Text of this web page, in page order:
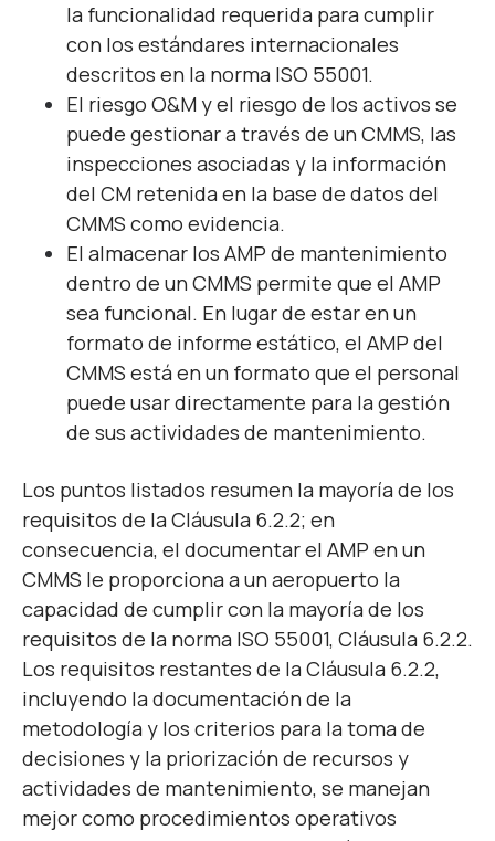
la funcionalidad requerida para cumplir
con los estándares internacionales
descritos en la norma ISO 55001.
El riesgo O&M y el riesgo de los activos se
puede gestionar a través de un CMMS, las
inspecciones asociadas y la información
del CM retenida en la base de datos del
CMMS como evidencia.
El almacenar los AMP de mantenimiento
dentro de un CMMS permite que el AMP
sea funcional. En lugar de estar en un
formato de informe estático, el AMP del
CMMS está en un formato que el personal
puede usar directamente para la gestión
de sus actividades de mantenimiento.
Los puntos listados resumen la mayoría de los
requisitos de la Cláusula 6.2.2; en
consecuencia, el documentar el AMP en un
CMMS le proporciona a un aeropuerto la
capacidad de cumplir con la mayoría de los
requisitos de la norma ISO 55001, Cláusula 6.2.2.
Los requisitos restantes de la Cláusula 6.2.2,
incluyendo la documentación de la
metodología y los criterios para la toma de
decisiones y la priorización de recursos y
actividades de mantenimiento, se manejan
mejor como procedimientos operativos